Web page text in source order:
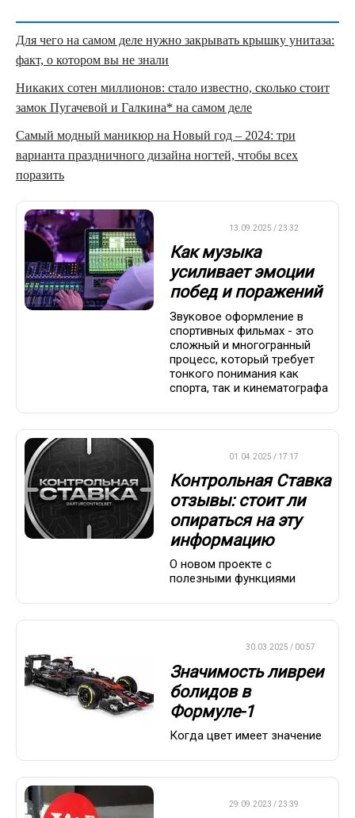
Для чего на самом деле нужно закрывать крышку унитаза:
факт, о котором вы не знали
Никаких сотен миллионов: стало известно, сколько стоит
замок Пугачевой и Галкина* на самом деле
Самый модный маникюр на Новый год – 2024: три
варианта праздничного дизайна ногтей, чтобы всех
поразить
13.09.2025 / 23:32
Как музыка
усиливает эмоции
побед и поражений
Звуковое оформление в
спортивных фильмах - это
сложный и многогранный
процесс, который требует
тонкого понимания как
спорта, так и кинематографа
01.04.2025 / 17:17
Контрольная Ставка
отзывы: стоит ли
опираться на эту
информацию
О новом проекте с
полезными функциями
30.03.2025 / 00:57
Значимость ливреи
болидов в
Формуле-1
Когда цвет имеет значение
29.09.2023 / 23:39